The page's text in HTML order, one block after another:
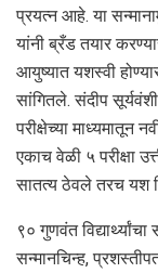
प्रयत्न आहे. या
यांनी ब्रँड तयार
आयुष्यात यशस्वी
सांगितले. संदीप
परीक्षेच्या माध्यमातून
एकाच वेळी ५ परीक्षा
सातत्य ठेवले तरच यश
९० गुणवंत
सन्मानचिन्ह,